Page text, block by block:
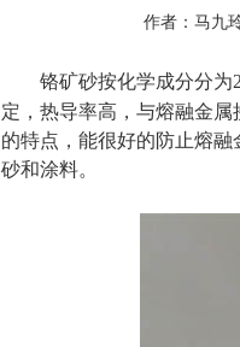
作者：马九
铬矿砂按化学成分分为2
定，热导率高，与熔融金
的特点，能很好的防止熔
砂和涂料。